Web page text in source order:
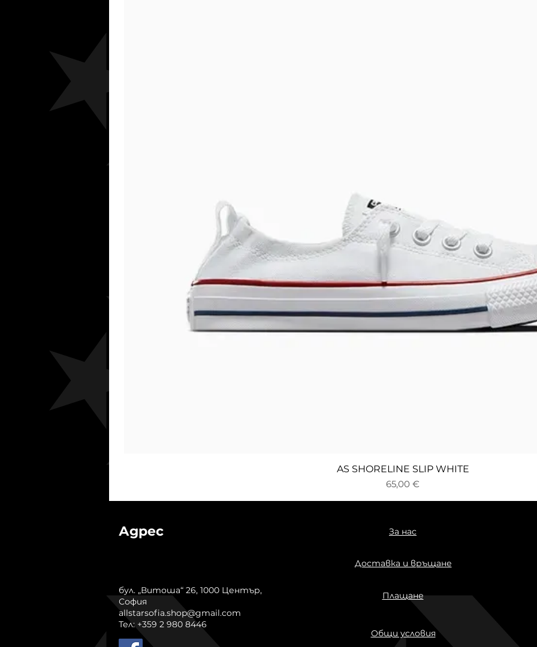
Бърз преглед
AS SHORELINE SLIP WHITE
Цена
65,00 €
Адрес За нас
Доставка и връщане
бул. „Витоша“ 26, 1000 Център,
София
allstarsofia.shop@gmail.com
Тел: +359 2 980 8446
Плащане
Общи условия